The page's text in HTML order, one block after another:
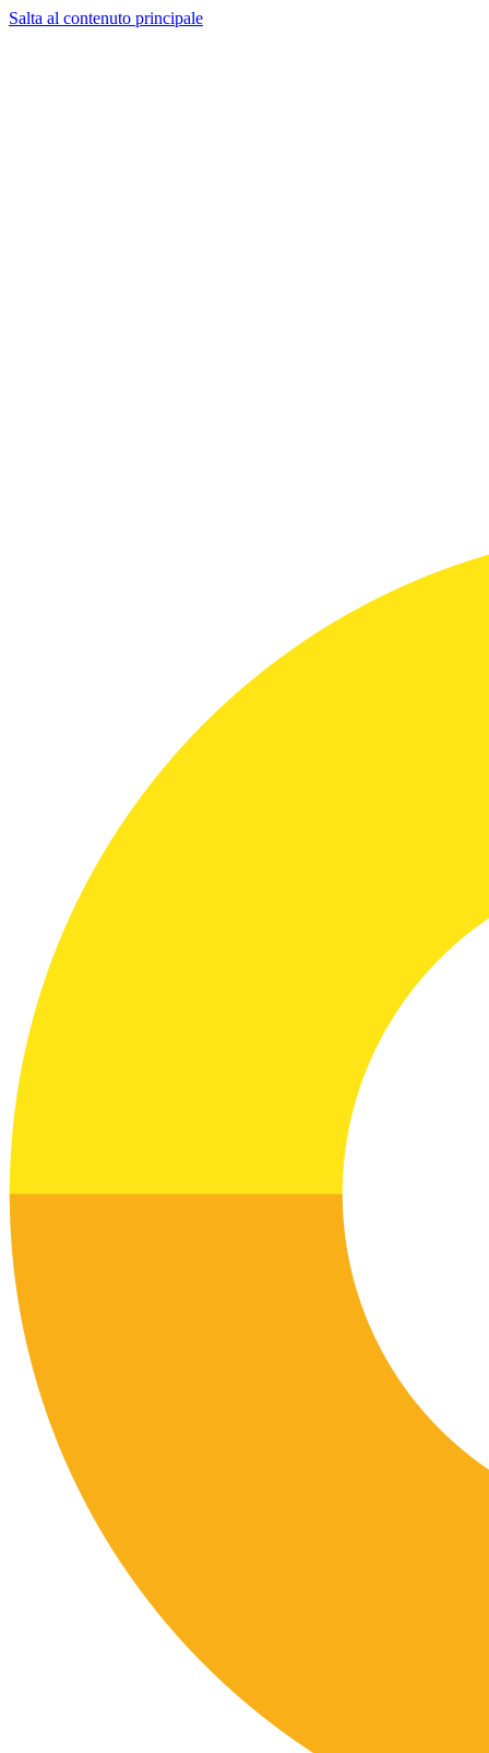
Salta al contenuto principale